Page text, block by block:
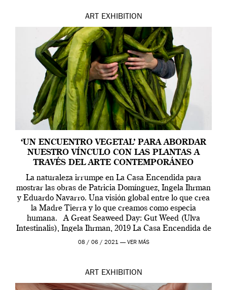
ART EXHIBITION
‘UN ENCUENTRO VEGETAL’ PARA ABORDAR
NUESTRO VÍNCULO CON LAS PLANTAS A
TRAVÉS DEL ARTE CONTEMPORÁNEO
La naturaleza irrumpe en La Casa Encendida para
mostrar las obras de Patricia Domínguez, Ingela Ihrman
y Eduardo Navarro. Una visión global entre lo que crea
la Madre Tierra y lo que creamos como especia
humana. A Great Seaweed Day: Gut Weed (Ulva
Intestinalis), Ingela Ihrman, 2019 La Casa Encendida de
Madrid y la Wellcome […]
08 / 06 / 2021 — VER MÁS
ART EXHIBITION